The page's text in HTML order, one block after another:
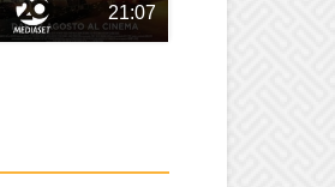
21:07